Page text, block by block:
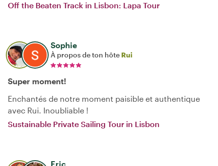
Off the Beaten Track in Lisbon: Lapa Tour
Sophie
À propos de ton hôte Rui
Super moment!
Enchantés de notre moment paisible et authentique
avec Rui. Inoubliable !
Sustainable Private Sailing Tour in Lisbon
Eric